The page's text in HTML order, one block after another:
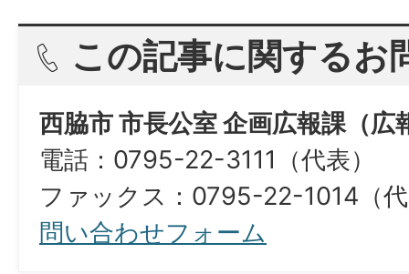
この記事に関するお
西脇市 市長公室 企画広報課（広
電話：0795-22-3111（代表）
ファックス：0795-22-1014（
問い合わせフォーム